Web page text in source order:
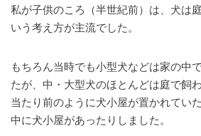
私が子供のころ（半世紀前）は、犬は
いう考え方が主流でした。
もちろん当時でも小型犬などは家の中
たが、中・大型犬のほとんどは庭で飼
当たり前のように犬小屋が置かれてい
中に犬小屋があったりしました。